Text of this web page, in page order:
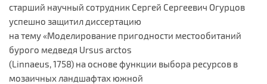
старший научный сотрудник Сергей Сергеевич Огурцов
успешно защитил диссертацию
на тему «Моделирование пригодности местообитаний
бурого медведя Ursus arctos
(Linnaeus, 1758) на основе функции выбора ресурсов в
мозаичных ландшафтах южной